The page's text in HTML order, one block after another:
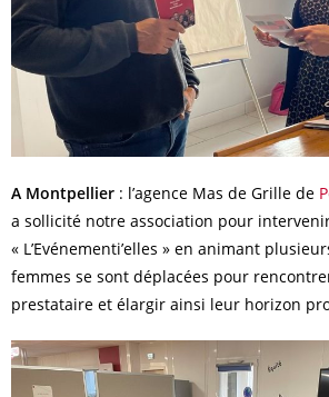
A Montpellier : l’agence Mas de Grille de
a sollicité notre association pour
« L’Evénementi’elles » en animant
femmes se sont déplacées pour
prestataire et élargir ainsi leur horizon